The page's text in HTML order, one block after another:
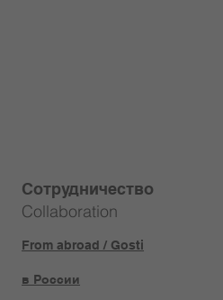
Сотрудничество
Collaboration
From abroad / Gosti
в России